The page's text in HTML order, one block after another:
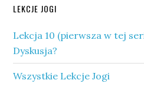
Pierwszy
panel
boczny
LEKCJE JOGI
Lekcja 10 (pierwsza w tej
Dyskusja?
Wszystkie Lekcje Jogi